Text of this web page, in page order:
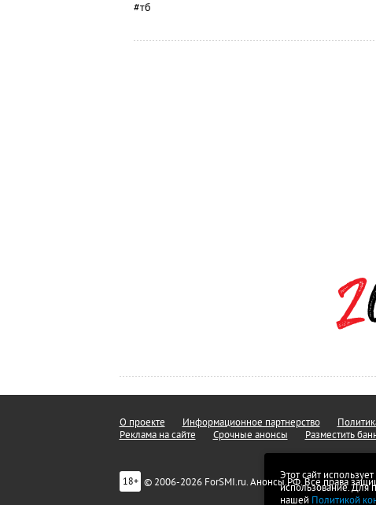
#тб
Этот сайт
использование. Для
нашей Политикой
О проекте Информационное партнерство
Реклама на сайте
Срочные анонсы Разместить
18+ © 2006-2026 ForSMI.ru. Анонсы.РФ. Все права